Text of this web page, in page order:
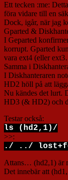
Ett tecken :me:
föra vidare till en
Dock, igår, när jag
Gparted &
I Geparted
korrupt. Gparted
vara ext4 (eller
Samma i
I Diskhanteraren
HD2 höll på att
Nu kändes det lurt.
HD3 (& HD2) och
Testar också:
ls (hd2,1)/
>>:
./ ../
Attans… (hd2,1) är
Det innebär att